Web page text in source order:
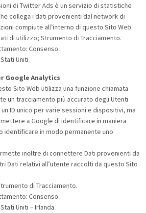
di Twitter Ads è un servizio di statistiche
collega i dati provenienti dal network di
compiute all’interno di questo Sito Web.
di utilizzo; Strumento di Tracciamento.
Consenso.
Uniti.
Google Analytics
Sito Web utilizza una funzione chiamata
un tracciamento più accurato degli Utenti
ID unico per varie sessioni e dispositivi, ma
a Google di identificare in maniera
identificare in modo permanente uno
inoltre di connettere Dati provenienti da
Dati relativi all’utente raccolti da questo Sito
di Tracciamento.
Consenso.
Uniti – Irlanda.